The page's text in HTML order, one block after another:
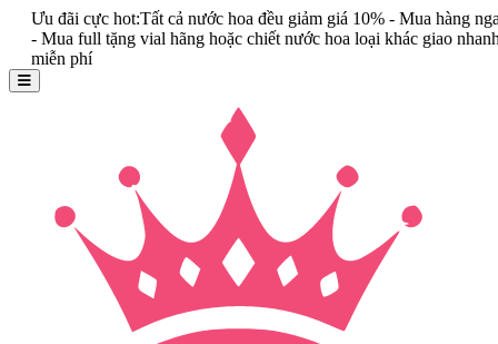
cực hot:Tất cả nước hoa đều giảm giá 10% - Mua hàng ngay
full tặng vial hãng hoặc chiết nước hoa loại khác giao nhanh
phí